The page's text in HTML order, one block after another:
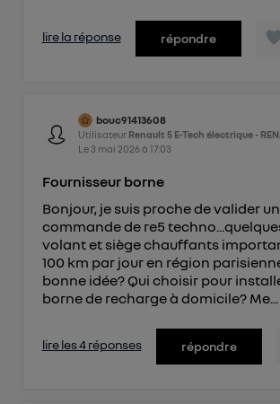
lire la réponse répondre
bouc91413608
Utilisateur Renault 5 E-Tech électrique -
Le 3 mai 2026à 17:03
Fournisseur borne
Bonjour, je suis proche de valider
commande de re5
volant et siège chauffants
100 km par jour en région
bonne idée? Qui choisir pour
borne de recharge à domicile? Me...
lire les 4 réponses répondre